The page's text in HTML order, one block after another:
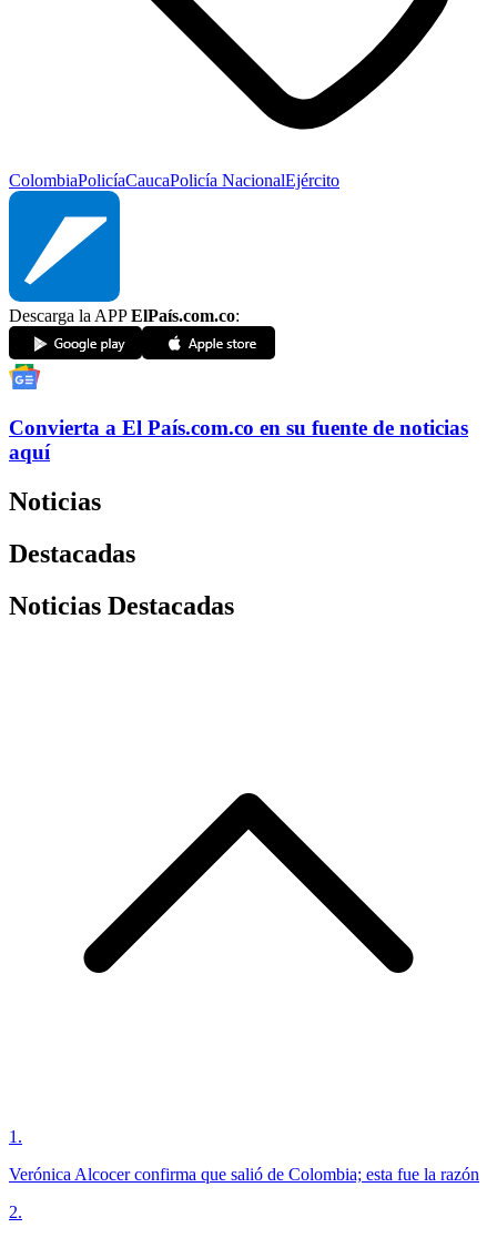
ColombiaPolicíaCaucaPolicía NacionalEjército
Descarga la APPElPaís.com.co:
Convierta a El País.com.co en su fuente de noticias
aquí
Noticias
Destacadas
Noticias Destacadas
1 .
Verónica Alcocer confirma que salió de Colombia; esta fue la razón
2.